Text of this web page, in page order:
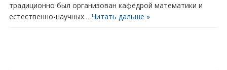
традиционно был организован кафедрой математики и
естественно-научных …Читать дальше »